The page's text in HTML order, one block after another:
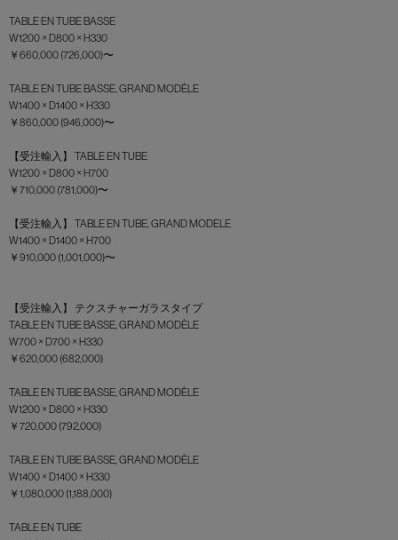
TABLE EN TUBE BASSE
W1200 × D800 × H330
￥660,000 (726,000)〜
TABLE EN TUBE BASSE, GRAND MODÈLE
W1400 × D1400 × H330
￥860,000 (946,000)〜
【受注輸入】 TABLE EN TUBE
W1200 × D800 × H700
￥710,000 (781,000)〜
【受注輸入】 TABLE EN TUBE, GRAND MODELE
W1400 × D1400 × H700
￥910,000 (1,001,000)〜
【受注輸入】 テクスチャーガラスタイプ
TABLE EN TUBE BASSE, GRAND MODÈLE
W700 × D700 × H330
￥620,000 (682,000)
TABLE EN TUBE BASSE, GRAND MODÈLE
W1200 × D800 × H330
￥720,000 (792,000)
TABLE EN TUBE BASSE, GRAND MODÈLE
W1400 × D1400 × H330
￥1,080,000 (1,188,000)
TABLE EN TUBE